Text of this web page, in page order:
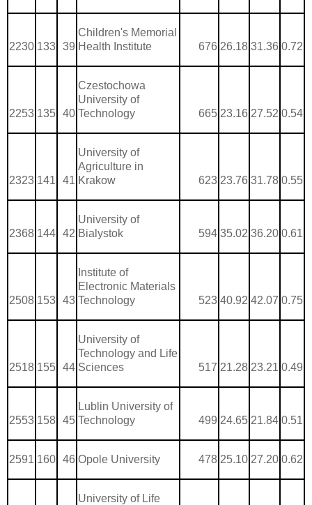
2230 133 39
Children's Memorial
Health Institute
676 26.18 31.36 0.72
2253 135 40
Czestochowa
University of
Technology
665 23.16 27.52 0.54
2323 141 41
University of
Agriculture in
Krakow
623 23.76 31.78 0.55
2368 144 42
University of
Bialystok
594 35.02 36.20 0.61
2508 153 43
Institute of
Electronic Materials
Technology
523 40.92 42.07 0.75
2518 155 44
University of
Technology and Life
Sciences
517 21.28 23.21 0.49
2553 158 45
Lublin University of
Technology
499 24.65 21.84 0.51
2591 160 46 Opole University 478 25.10 27.20 0.62
University of Life